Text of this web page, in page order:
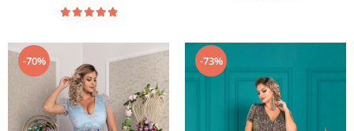
-70% -73%